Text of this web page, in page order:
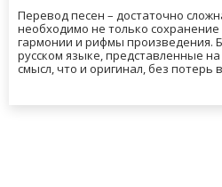
Перевод песен – достаточно
необходимо не только
гармонии и рифмы произведения.
русском языке, представленные
смысл, что и оригинал, без потерь